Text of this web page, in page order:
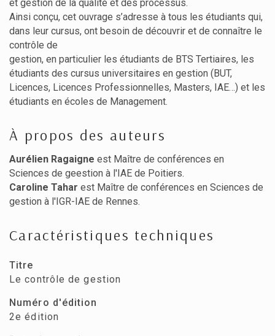
et gestion de la qualité et des processus.
Ainsi conçu, cet ouvrage s’adresse à tous les étudiants qui,
dans leur cursus, ont besoin de découvrir et de connaître le
contrôle de
gestion, en particulier les étudiants de BTS Tertiaires, les
étudiants des cursus universitaires en gestion (BUT,
Licences, Licences Professionnelles, Masters, IAE…) et les
étudiants en écoles de Management.
À propos des auteurs
Aurélien Ragaigne est Maître de conférences en
Sciences de geestion à l'IAE de Poitiers.
Caroline Tahar est Maître de conférences en Sciences de
gestion à l'IGR-IAE de Rennes.
Caractéristiques techniques
Titre
Le contrôle de gestion
Numéro d'édition
2e édition